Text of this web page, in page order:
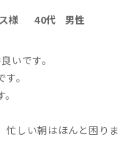
様 40代
男性
いです。
。
忙しい朝はほんと困りま